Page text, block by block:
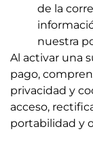
de la
nuestra
Al activar una
pago,
privacidad y
acceso,
portabilidad y